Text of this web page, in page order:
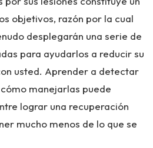
objetivos, razón por la cual
desplegarán una serie de
para ayudarlos a reducir su
usted. Aprender a detectar
manejarlas puede
lograr una recuperación
mucho menos de lo que se